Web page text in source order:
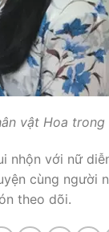
vật Hoa
với nữ
cùng
theo dõi.